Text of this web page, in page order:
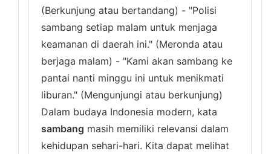
(Berkunjung atau bertandang) - "Polisi
sambang setiap malam untuk menjaga
keamanan di daerah ini." (Meronda atau
berjaga malam) - "Kami akan sambang ke
pantai nanti minggu ini untuk menikmati
liburan." (Mengunjungi atau berkunjung)
Dalam budaya Indonesia modern, kata
sambang masih memiliki relevansi dalam
kehidupan sehari-hari. Kita dapat melihat